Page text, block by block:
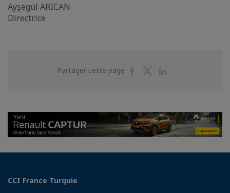
Ayşegül ARICAN
Directrice
Partager cette page
PartagerPartager
CCI France Turquie